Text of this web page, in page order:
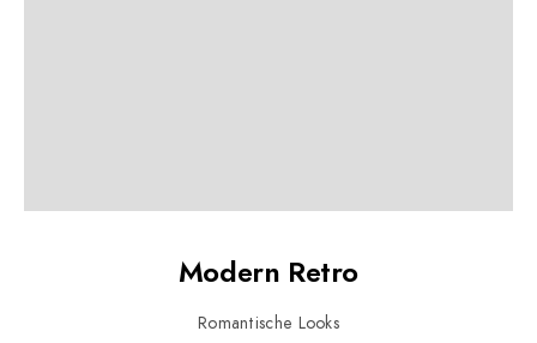
Modern Retro
Romantische Looks